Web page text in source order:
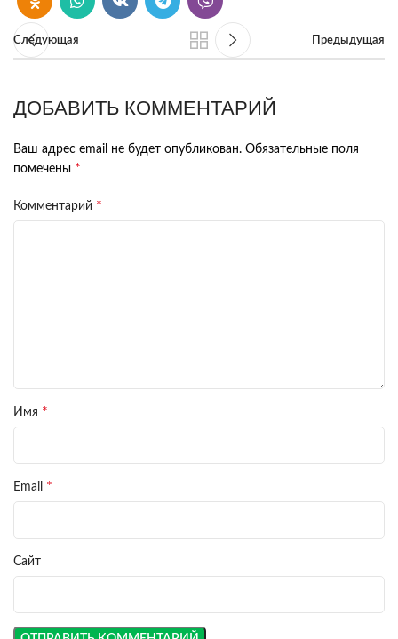
Следующая Предыдущая
ДОБАВИТЬ КОММЕНТАРИЙ
Ваш адрес email не будет опубликован. Обязательные поля
помечены *
Комментарий *
Имя *
Email *
Сайт